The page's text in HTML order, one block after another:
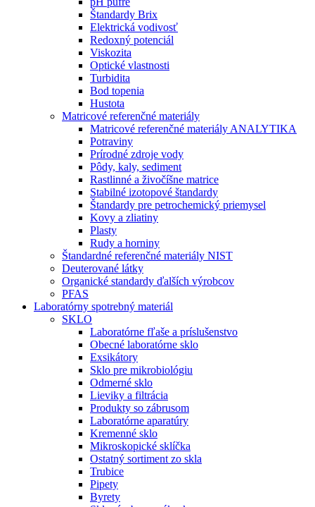
Štandardy Brix
Elektrická vodivosť
Redoxný potenciál
Viskozita
Optické vlastnosti
Turbidita
Bod topenia
Hustota
Matricové referenčné materiály
Matricové referenčné materiály ANALYTIKA
Potraviny
Prírodné zdroje vody
Pôdy, kaly, sediment
Rastlinné a živočíšne matrice
Stabilné izotopové štandardy
Štandardy pre petrochemický priemysel
Kovy a zliatiny
Plasty
Rudy a horniny
Štandardné referenčné materiály NIST
Deuterované látky
Organické standardy ďalších výrobcov
PFAS
Laboratórny spotrebný materiál
SKLO
Laboratórne fľaše a príslušenstvo
Obecné laboratórne sklo
Exsikátory
Sklo pre mikrobiológiu
Odmerné sklo
Lieviky a filtrácia
Produkty so zábrusom
Laboratórne aparatúry
Kremenné sklo
Mikroskopické sklíčka
Ostatný sortiment zo skla
Trubice
Pipety
Byrety